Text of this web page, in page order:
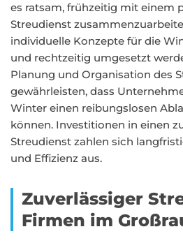
es ratsam, frühzeitig mit einem
Streudienst
individuelle Konzepte für die
und rechtzeitig umgesetzt
Planung und Organisation des
gewährleisten, dass
Winter einen reibungslosen
können. Investitionen in einen
Streudienst zahlen sich
und Effizienz aus.
Zuverlässiger
Firmen im